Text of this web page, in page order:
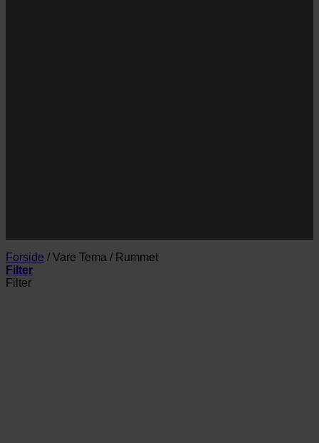
Forside / Vare Tema / Rummet
Filter
Filter